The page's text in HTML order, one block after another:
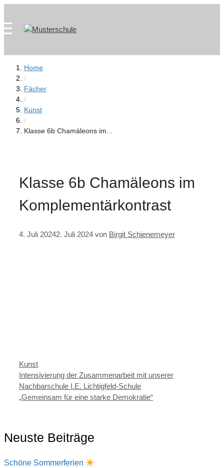
springen
content
Home
/
Fächer
/
Kunst
/
Klasse 6b Chamäleons im...
Klasse 6b Chamäleons im
Komplementärkontrast
4. Juli 20242. Juli 2024 von Birgit Schienemeyer
Kategorien
Kunst
Intensivierung der Zusammenarbeit mit unserer
Nachbarschule I.E. Lichtigfeld-Schule
„Gemeinsam für eine starke Demokratie“
Neuste Beiträge
Schöne Sommerferien